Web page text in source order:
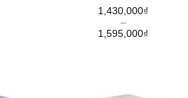
1,430,000₫
–
1,595,000₫